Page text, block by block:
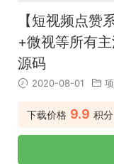
【短视频点赞
+微视等所有
源码
2020-08-01
下载价格 9.9 积